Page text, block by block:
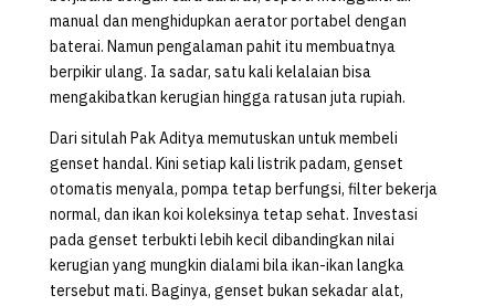
manual dan menghidupkan aerator portabel dengan
baterai. Namun pengalaman pahit itu membuatnya
berpikir ulang. Ia sadar, satu kali kelalaian bisa
mengakibatkan kerugian hingga ratusan juta rupiah.
Dari situlah Pak Aditya memutuskan untuk membeli
genset handal. Kini setiap kali listrik padam, genset
otomatis menyala, pompa tetap berfungsi, filter bekerja
normal, dan ikan koi koleksinya tetap sehat. Investasi
pada genset terbukti lebih kecil dibandingkan nilai
kerugian yang mungkin dialami bila ikan-ikan langka
tersebut mati. Baginya, genset bukan sekadar alat,